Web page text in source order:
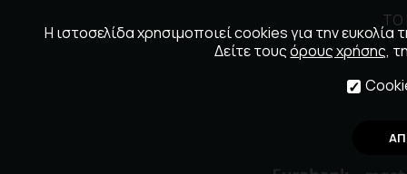
ΤΟ
Η ιστοσελίδα χρησιμοποιεί cookies για την
Δείτε τουςόρους χρήσης,